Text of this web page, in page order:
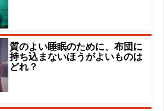
質のよい睡眠のために、布団に
持ち込まないほうがよいものは
どれ？